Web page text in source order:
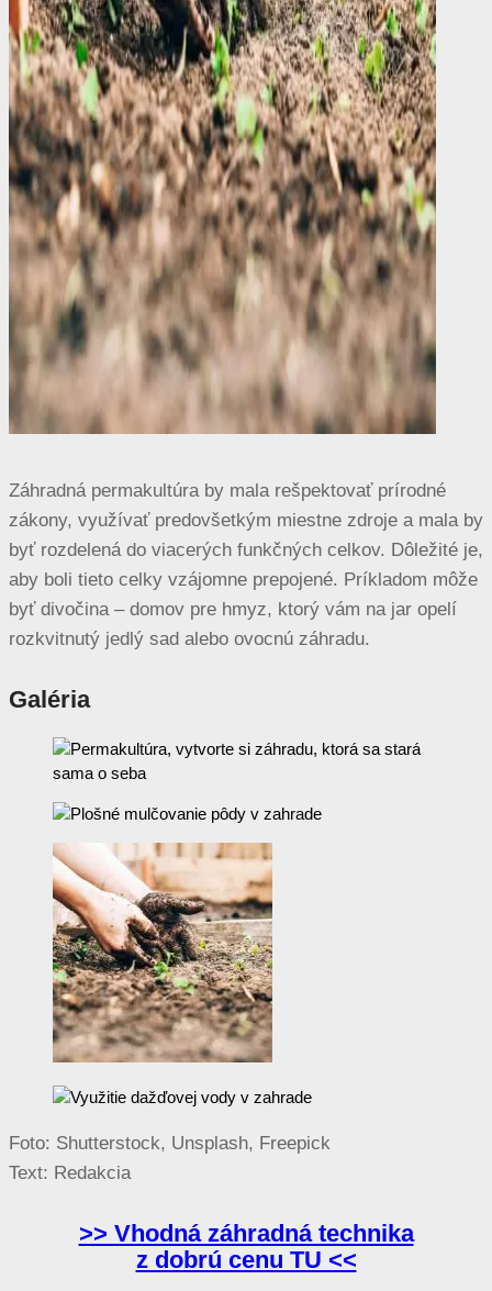
Záhradná permakultúra by mala rešpektovať prírodné
zákony, využívať predovšetkým miestne zdroje a mala by
byť rozdelená do viacerých funkčných celkov. Dôležité je,
aby boli tieto celky vzájomne prepojené. Príkladom môže
byť divočina – domov pre hmyz, ktorý vám na jar opelí
rozkvitnutý jedlý sad alebo ovocnú záhradu.
Galéria
Foto: Shutterstock, Unsplash, Freepick
Text: Redakcia
>> Vhodná záhradná technika
z dobrú cenu TU <<